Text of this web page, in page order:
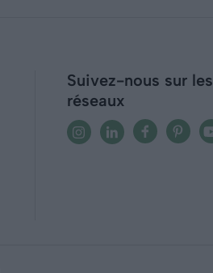
Suivez-nous sur les
réseaux